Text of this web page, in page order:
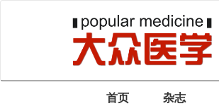
首页 杂志